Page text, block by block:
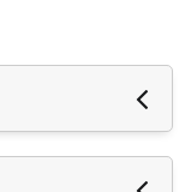
ずしも忠実に